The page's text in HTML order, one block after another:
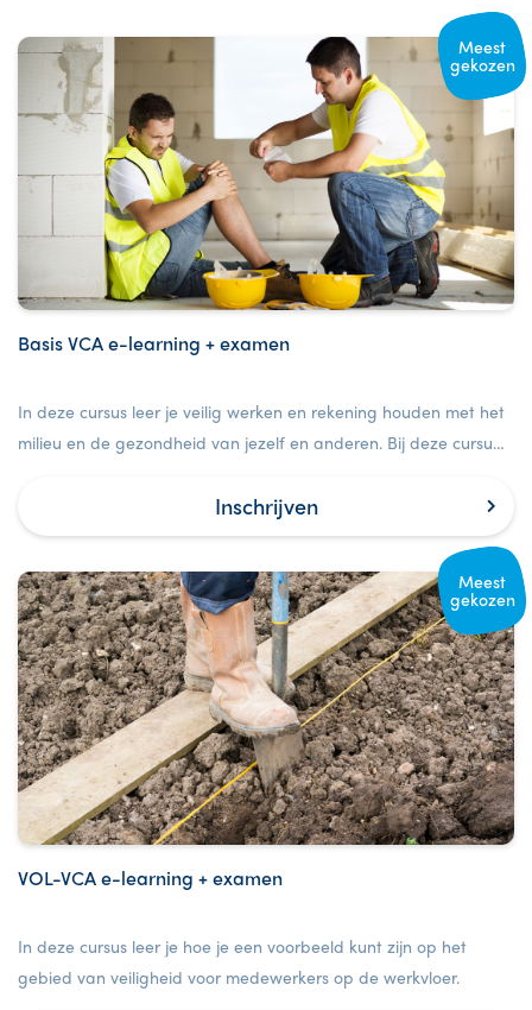
Meest
gekozen
Basis VCA e-learning + examen
In deze cursus leer je veilig werken en rekening houden met het
milieu en de gezondheid van jezelf en anderen. Bij deze cursus
Inschrijven
Meest
gekozen
VOL-VCA e-learning + examen
In deze cursus leer je hoe je een voorbeeld kunt zijn op het
gebied van veiligheid voor medewerkers op de werkvloer.